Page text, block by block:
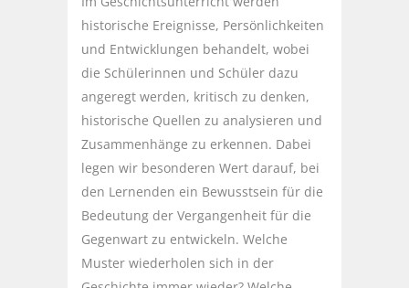
historische Ereignisse, Persönlichkeiten
und Entwicklungen behandelt, wobei
die Schülerinnen und Schüler dazu
angeregt werden, kritisch zu denken,
historische Quellen zu analysieren und
Zusammenhänge zu erkennen. Dabei
legen wir besonderen Wert darauf, bei
den Lernenden ein Bewusstsein für die
Bedeutung der Vergangenheit für die
Gegenwart zu entwickeln. Welche
Muster wiederholen sich in der